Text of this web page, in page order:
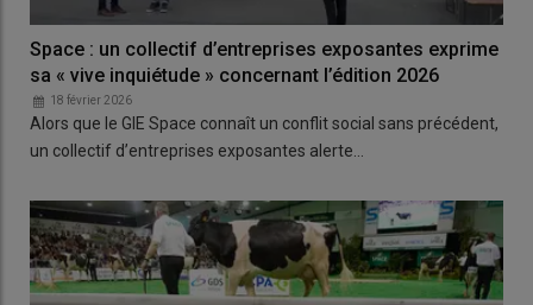
Space : un collectif d’entreprises exposantes exprime
sa « vive inquiétude » concernant l’édition 2026
18 février 2026
Alors que le GIE Space connaît un conflit social sans précédent,
un collectif d’entreprises exposantes alerte…